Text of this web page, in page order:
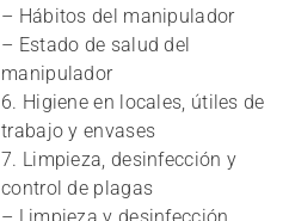
– Hábitos del manipulador
– Estado de salud del
manipulador
6. Higiene en locales, útiles de
trabajo y envases
7. Limpieza, desinfección y
control de plagas
– Limpieza y desinfección